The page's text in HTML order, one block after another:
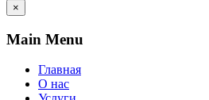
×
Main Menu
Главная
О нас